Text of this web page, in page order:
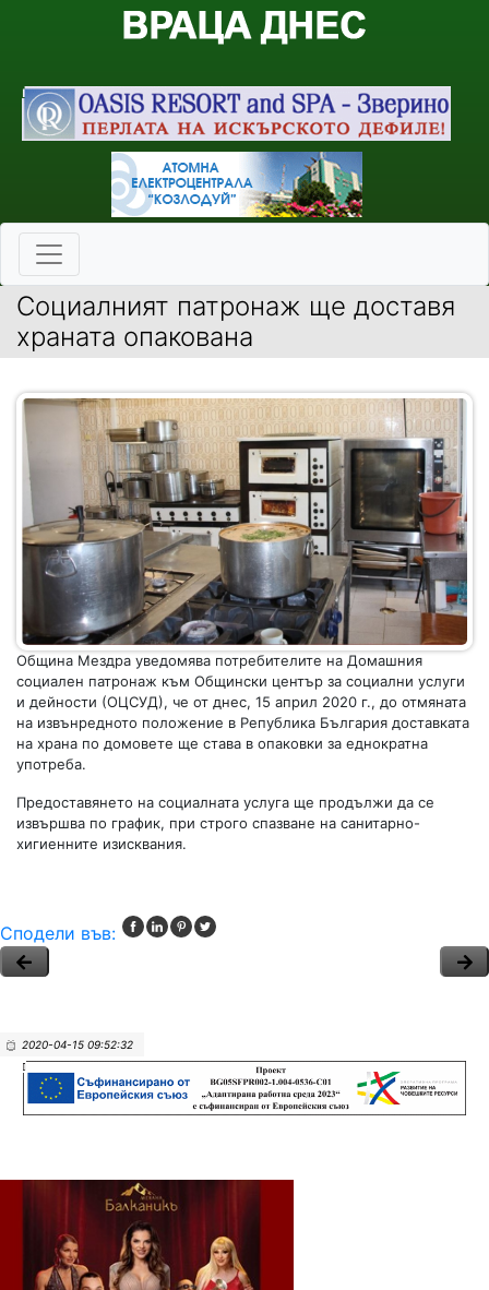
Социалният патронаж ще доставя
храната опакована
Община Мездра уведомява потребителите на Домашния
социален патронаж към Общински център за социални услуги
и дейности (ОЦСУД), че от днес, 15 април 2020 г., до отмяната
на извънредното положение в Република България доставката
на храна по домовете ще става в опаковки за еднократна
употреба.
Предоставянето на социалната услуга ще продължи да се
извършва по график, при строго спазване на санитарно-
хигиенните изисквания.
Сподели във:
2020-04-15 09:52:32